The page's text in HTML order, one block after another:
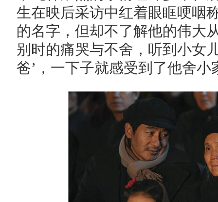
生在映后采访中红着眼眶哽咽
的名字，但却不了解他的伟大
别时的痛哭与不舍，听到小女
爸’，一下子就感受到了他舍